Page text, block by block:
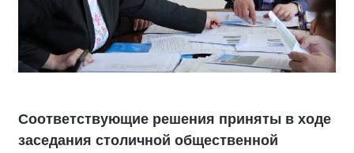
Соответствующие решения приняты в ходе
заседания столичной общественной